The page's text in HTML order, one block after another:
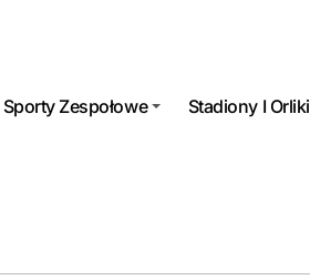
Sporty Zespołowe Stadiony I Orliki